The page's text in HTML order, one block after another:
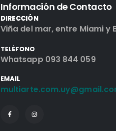
Información de Contacto
DIRECCIÓN
Viña del mar, entre Miami y
TELÉFONO
Whatsapp 093 844 059
EMAIL